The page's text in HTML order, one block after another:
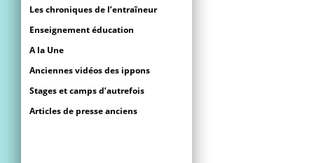
Les chroniques de l’entraîneur
Enseignement éducation
A la Une
Anciennes vidéos des ippons
Stages et camps d’autrefois
Articles de presse anciens